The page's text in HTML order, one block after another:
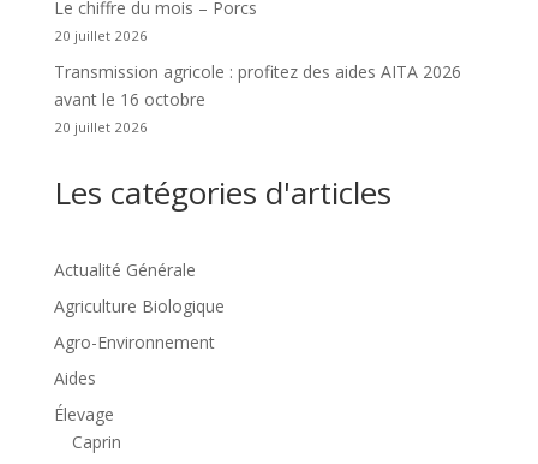
Le chiffre du mois – Porcs
20 juillet 2026
Transmission agricole : profitez des aides AITA 2026
avant le 16 octobre
20 juillet 2026
Les catégories d'articles
Actualité Générale
Agriculture Biologique
Agro-Environnement
Aides
Élevage
Caprin